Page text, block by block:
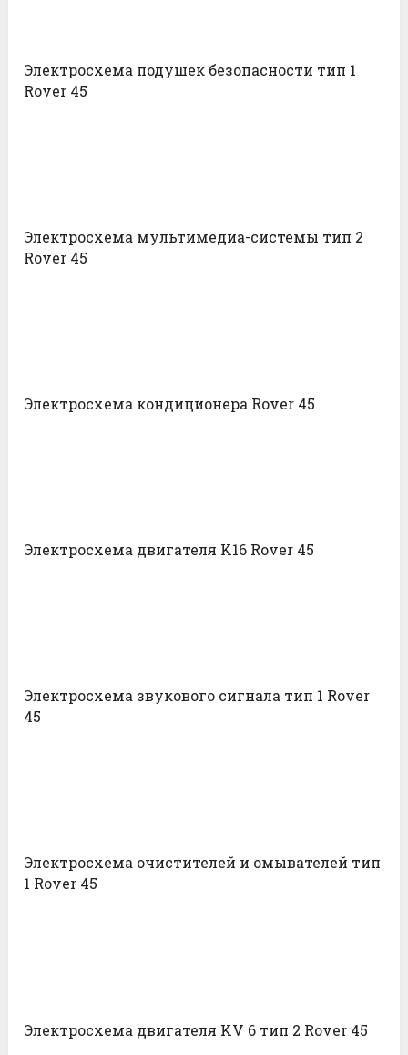
Электросхема подушек безопасности тип 1
Rover 45
Электросхема мультимедиа-системы тип 2
Rover 45
Электросхема кондиционера Rover 45
Электросхема двигателя K16 Rover 45
Электросхема звукового сигнала тип 1 Rover
45
Электросхема очистителей и омывателей тип
1 Rover 45
Электросхема двигателя KV 6 тип 2 Rover 45